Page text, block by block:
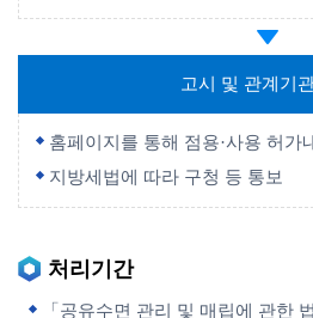
고시 및 관계기
홈페이지를 통해 점용·사용 허가
지방세법에 따라 구청 등 통보
처리기간
「공유수면 관리 및 매립에 관한